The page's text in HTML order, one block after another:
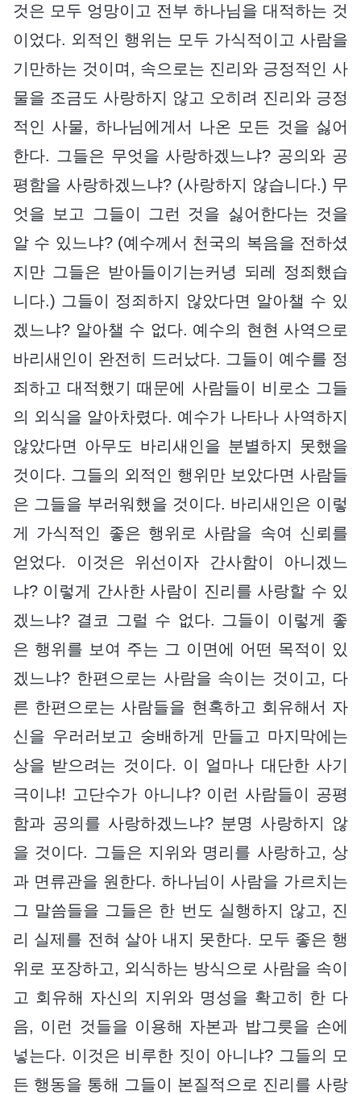
것은 모두 엉망이고 전부 하나님을 대적하는 것
이었다. 외적인 행위는 모두 가식적이고 사람을
기만하는 것이며, 속으로는 진리와 긍정적인 사
물을 조금도 사랑하지 않고 오히려 진리와 긍정
적인 사물, 하나님에게서 나온 모든 것을 싫어
한다. 그들은 무엇을 사랑하겠느냐? 공의와 공
평함을 사랑하겠느냐? (사랑하지 않습니다.) 무
엇을 보고 그들이 그런 것을 싫어한다는 것을
알 수 있느냐? (예수께서 천국의 복음을 전하셨
지만 그들은 받아들이기는커녕 되레 정죄했습
니다.) 그들이 정죄하지 않았다면 알아챌 수 있
겠느냐? 알아챌 수 없다. 예수의 현현 사역으로
바리새인이 완전히 드러났다. 그들이 예수를 정
죄하고 대적했기 때문에 사람들이 비로소 그들
의 외식을 알아차렸다. 예수가 나타나 사역하지
않았다면 아무도 바리새인을 분별하지 못했을
것이다. 그들의 외적인 행위만 보았다면 사람들
은 그들을 부러워했을 것이다. 바리새인은 이렇
게 가식적인 좋은 행위로 사람을 속여 신뢰를
얻었다. 이것은 위선이자 간사함이 아니겠느
냐? 이렇게 간사한 사람이 진리를 사랑할 수 있
겠느냐? 결코 그럴 수 없다. 그들이 이렇게 좋
은 행위를 보여 주는 그 이면에 어떤 목적이 있
겠느냐? 한편으로는 사람을 속이는 것이고, 다
른 한편으로는 사람들을 현혹하고 회유해서 자
신을 우러러보고 숭배하게 만들고 마지막에는
상을 받으려는 것이다. 이 얼마나 대단한 사기
극이냐! 고단수가 아니냐? 이런 사람들이 공평
함과 공의를 사랑하겠느냐? 분명 사랑하지 않
을 것이다. 그들은 지위와 명리를 사랑하고, 상
과 면류관을 원한다. 하나님이 사람을 가르치는
그 말씀들을 그들은 한 번도 실행하지 않고, 진
리 실제를 전혀 살아 내지 못한다. 모두 좋은 행
위로 포장하고, 외식하는 방식으로 사람을 속이
고 회유해 자신의 지위와 명성을 확고히 한 다
음, 이런 것들을 이용해 자본과 밥그릇을 손에
넣는다. 이것은 비루한 짓이 아니냐? 그들의 모
든 행동을 통해 그들이 본질적으로 진리를 사랑